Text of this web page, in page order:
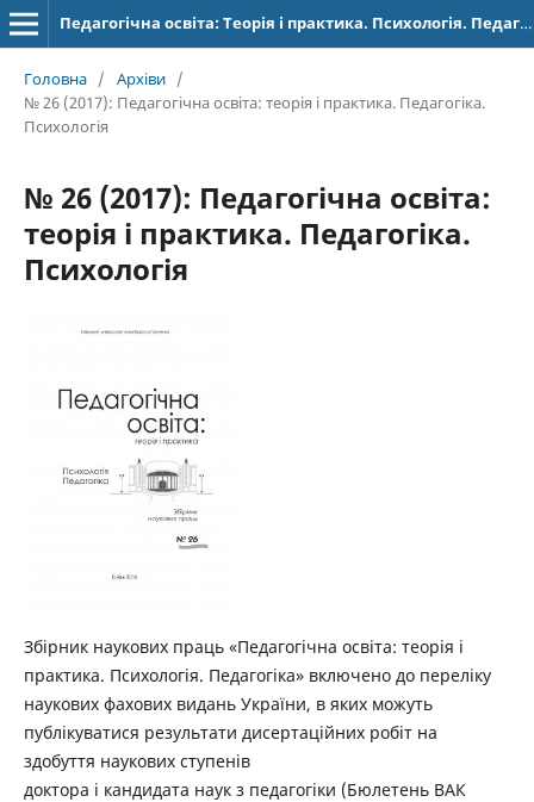
Педагогічна освіта: Теорія і практика. Психологія. Педагогіка.
Головна / Архіви /
№ 26 (2017): Педагогічна освіта: теорія і практика. Педагогіка.
Психологія
№ 26 (2017): Педагогічна освіта:
теорія і практика. Педагогіка.
Психологія
Збірник наукових праць «Педагогічна освіта: теорія і
практика. Психологія. Педагогіка» включено до переліку
наукових фахових видань України, в яких можуть
публікуватися результати дисертаційних робіт на
здобуття наукових ступенів
доктора і кандидата наук з педагогіки (Бюлетень ВАК